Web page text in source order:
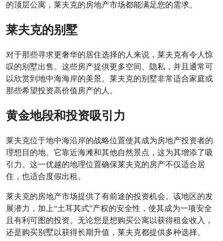
的顶层公寓，莱夫克的房地产市场都能满足您的需求。
莱夫克的别墅
对于那些寻求更奢华的居住选择的人来说，莱夫克有令人惊
叹的别墅出售。这些房产提供更多空间、隐私，并且通常可
以欣赏到地中海海岸的美景。莱夫克的别墅非常适合家庭或
那些希望投资高价值房产的人。
黄金地段和投资吸引力
莱夫克位于地中海沿岸的战略位置使其成为房地产投资者的
理想目的地。它靠近海滩和其他自然景点，这为其增添了吸
引力。这一优越的地理位置确保莱夫克的房产不仅适合居
住，也适合度假出租。
莱夫克的房地产市场提供了有前途的投资机会。该地区的发
展潜力，加上“土耳其式”产权的安全性，使其成为一项安全
且有利可图的投资。无论您是想购买公寓以获得租金收入，
还是购买别墅以获得长期升值，莱夫克都提供多种选择。